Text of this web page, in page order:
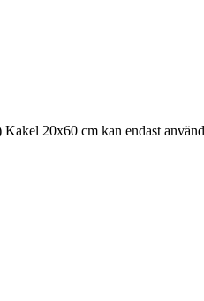
20x60 cm kan endast